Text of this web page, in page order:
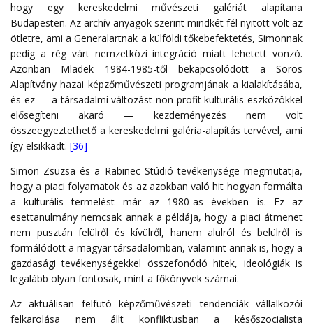
hogy egy kereskedelmi művészeti galériát alapítana
Budapesten. Az archív anyagok szerint mindkét fél nyitott volt az
ötletre, ami a Generalartnak a külföldi tőkebefektetés, Simonnak
pedig a rég várt nemzetközi integráció miatt lehetett vonzó.
Azonban Mladek 1984-1985-től bekapcsolódott a Soros
Alapítvány hazai képzőművészeti programjának a kialakításába,
és ez — a társadalmi változást non-profit kulturális eszközökkel
elősegíteni akaró — kezdeményezés nem volt
összeegyeztethető a kereskedelmi galéria-alapítás tervével, ami
így elsikkadt. [36]
Simon Zsuzsa és a Rabinec Stúdió tevékenysége megmutatja,
hogy a piaci folyamatok és az azokban való hit hogyan formálta
a kulturális termelést már az 1980-as években is. Ez az
esettanulmány nemcsak annak a példája, hogy a piaci átmenet
nem pusztán felülről és kívülről, hanem alulról és belülről is
formálódott a magyar társadalomban, valamint annak is, hogy a
gazdasági tevékenységekkel összefonódó hitek, ideológiák is
legalább olyan fontosak, mint a főkönyvek számai.
Az aktuálisan felfutó képzőművészeti tendenciák vállalkozói
felkarolása nem állt konfliktusban a későszocialista